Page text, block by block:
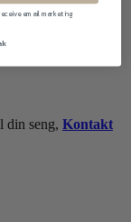
din seng, Kontakt
email marketing